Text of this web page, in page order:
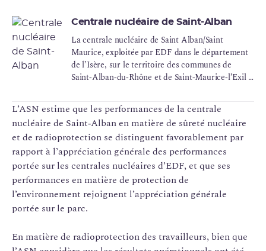
Centrale nucléaire de Saint-Alban
La centrale nucléaire de Saint Alban/Saint
Maurice, exploitée par EDF dans le département
de l’Isère, sur le territoire des communes de
Saint‑Alban‑du‑Rhône et de Saint‑Maurice‑l’Exil à
deux réacteurs à eau sous pression d’une
puissance de 1 300 MWe chacun, mis en service
en 1986 et 1987. Le réacteur 1 constitue l’INB 119,
le réacteur 2 l’INB 120
L’ASN estime que les performances de la centrale
nucléaire de Saint‑Alban en matière de sûreté nucléaire
et de radioprotection se distinguent favorablement par
rapport à l’appréciation générale des performances
portée sur les centrales nucléaires d’EDF, et que ses
performances en matière de protection de
l’environnement rejoignent l’appréciation générale
portée sur le parc.
En matière de radioprotection des travailleurs, bien que